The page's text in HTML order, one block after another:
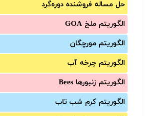
حل مساله فروشنده دوره‌گرد
الگوریتم ملخ GOA
الگوریتم مورچگان
الگوریتم چرخه آب
الگوریتم زنبورها Bees
الگوریتم کرم شب تاب